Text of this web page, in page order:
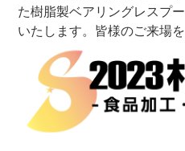
た樹脂製ベアリングレスプ
いたします。皆様のご来場